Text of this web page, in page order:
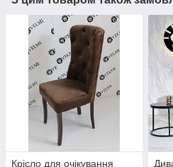
Крісло для очікування